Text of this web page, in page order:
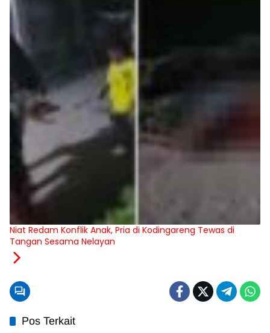
Niat Redam Konflik Anak, Pria di Kodingareng Tewas di
Tangan Sesama Nelayan
Pos Terkait